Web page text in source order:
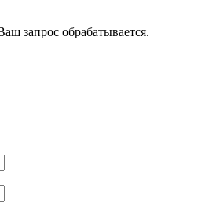
запрос обрабатывается.